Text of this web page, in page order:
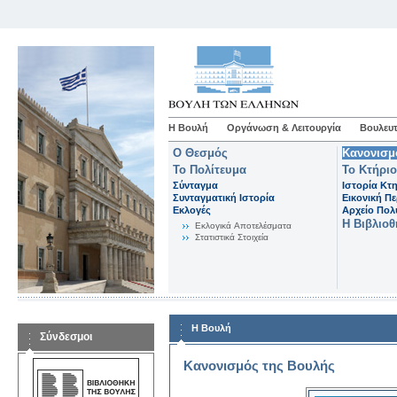
Η Βουλή Οργάνωση & Λειτουργία
Ο Θεσμός
Το Πολίτευμα
Σύνταγμα
Συνταγματική Ιστορία
Εκλογές
Eκλογικά Aποτελέσματα
Στατιστικά Στοιχεία
Το Κτήριο
Ιστορία
Εικονική
Αρχείο
Η
Σύνδεσμοι
Η Βουλή
Κανονισμός της Βουλής